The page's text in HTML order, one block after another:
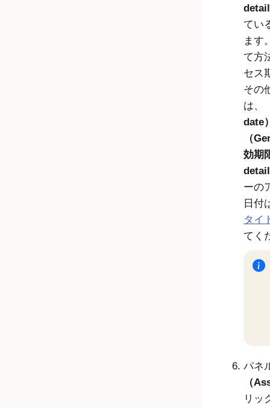
てい
ます
て方
セス
その
は、
date
（
効期
ーの
日付
タイ
てく
パネ
（
リッ